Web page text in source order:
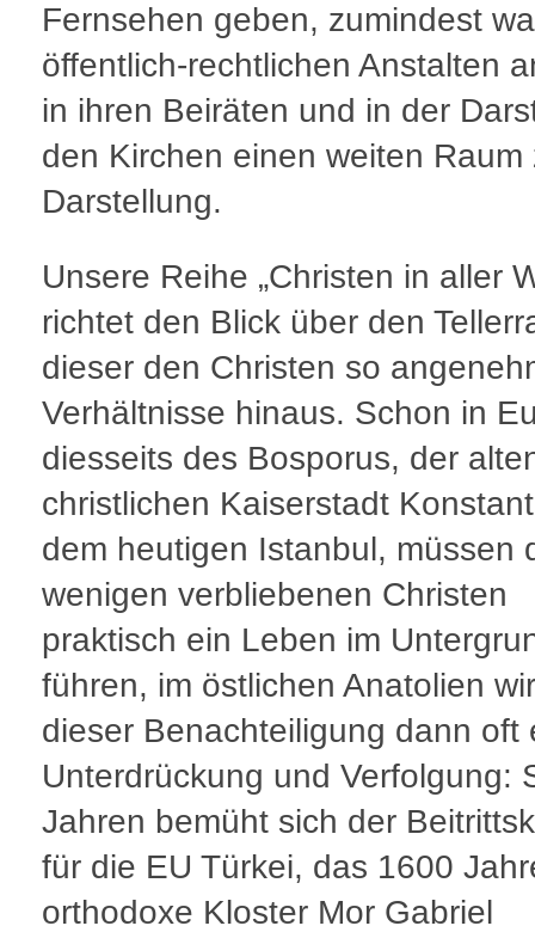
Fernsehen geben, zumindest
öffentlich-rechtlichen Anstalten
in ihren Beiräten und in der
den Kirchen einen weiten Raum
Darstellung.
Unsere Reihe „Christen in aller
richtet den Blick über den
dieser den Christen so
Verhältnisse hinaus. Schon in
diesseits des Bosporus, der
christlichen Kaiserstadt
dem heutigen Istanbul, müssen
wenigen verbliebenen Christen
praktisch ein Leben im
führen, im östlichen Anatolien
dieser Benachteiligung dann oft
Unterdrückung und Verfolgung:
Jahren bemüht sich der
für die EU Türkei, das 1600
orthodoxe Kloster Mor Gabriel